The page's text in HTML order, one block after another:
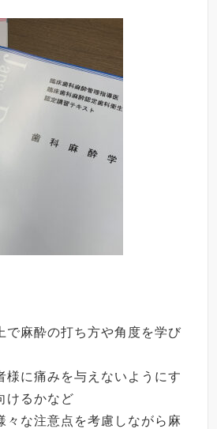
で麻酔の打ち方や角度を学び
様に痛みを与えないようにす
けるかなど
々な注意点を考慮しながら麻